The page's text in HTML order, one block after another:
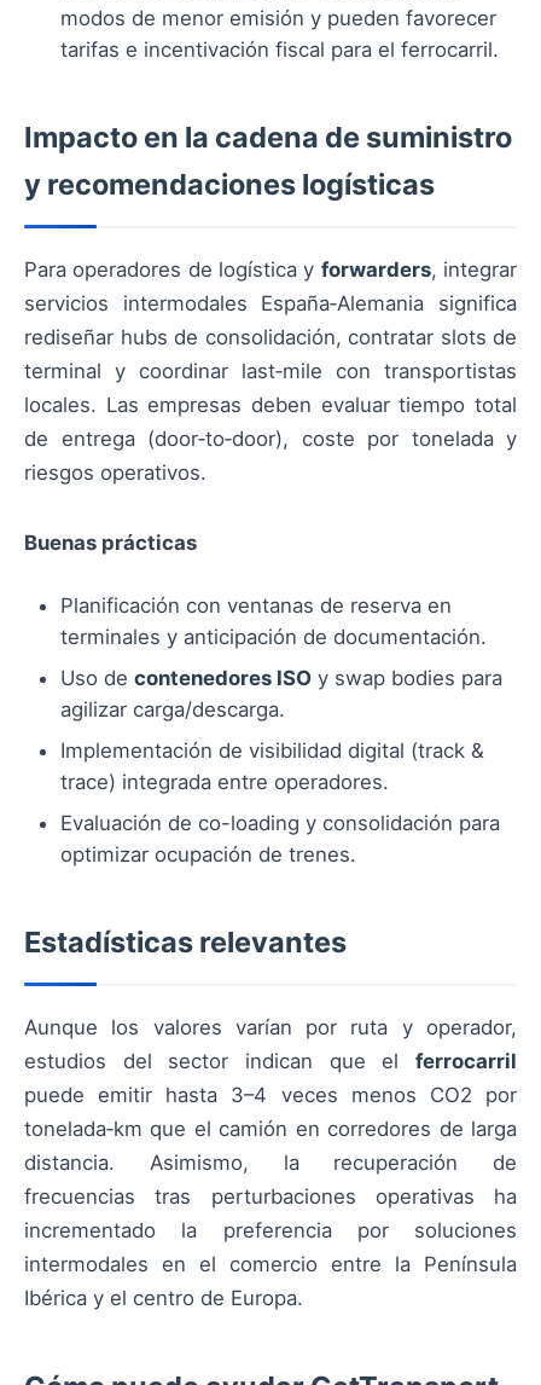
modos de menor emisión y pueden favorecer
tarifas e incentivación fiscal para el ferrocarril.
Impacto en la cadena de suministro
y recomendaciones logísticas
Para operadores de logística y forwarders, integrar
servicios intermodales España‑Alemania significa
rediseñar hubs de consolidación, contratar slots de
terminal y coordinar last‑mile con transportistas
locales. Las empresas deben evaluar tiempo total
de entrega (door‑to‑door), coste por tonelada y
riesgos operativos.
Buenas prácticas
Planificación con ventanas de reserva en
terminales y anticipación de documentación.
Uso de contenedores ISO y swap bodies para
agilizar carga/descarga.
Implementación de visibilidad digital (track &
trace) integrada entre operadores.
Evaluación de co-loading y consolidación para
optimizar ocupación de trenes.
Estadísticas relevantes
Aunque los valores varían por ruta y operador,
estudios del sector indican que el ferrocarril
puede emitir hasta 3–4 veces menos CO2 por
tonelada‑km que el camión en corredores de larga
distancia. Asimismo, la recuperación de
frecuencias tras perturbaciones operativas ha
incrementado la preferencia por soluciones
intermodales en el comercio entre la Península
Ibérica y el centro de Europa.